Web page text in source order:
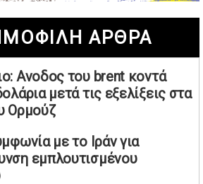
Ένταση μεταξύ ανηλίκων
15χρονους τραυματίες
Εμιράτα: Αίρουν
στον εναέριο χώρο
| 17:16
αφήνει ανοιχτό το
ένταξης στον νέο
Τσίπρα
ΑΡΘΡΑ
Ανοδος του brent κοντά
μετά τις εξελίξεις στα
Ορμούζ
με το Ιράν για
εμπλουτισμένου